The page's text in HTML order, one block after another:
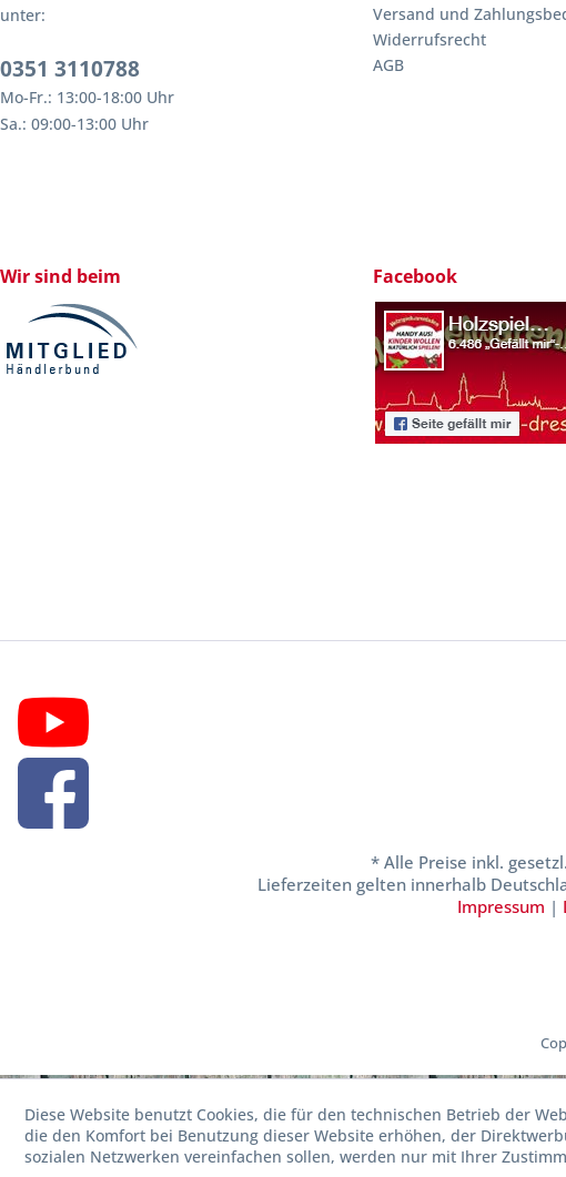
unter:
0351 3110788
Mo-Fr.: 13:00-18:00 Uhr
Sa.: 09:00-13:00 Uhr
Versand und
Widerrufsrecht
AGB
Wir sind beim Facebook
* Alle Preise inkl.
Lieferzeiten gelten innerhalb
Impressum |
Diese Website benutzt Cookies, die für den technischen Betrieb der
die den Komfort bei Benutzung dieser Website erhöhen, der
sozialen Netzwerken vereinfachen sollen, werden nur mit Ihrer